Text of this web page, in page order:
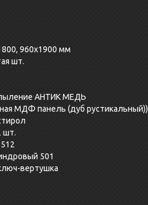
960x1900 мм
шт.
АНТИК МЕДЬ
МДФ панель (дуб рустикальный))
шт.
501
вертушка